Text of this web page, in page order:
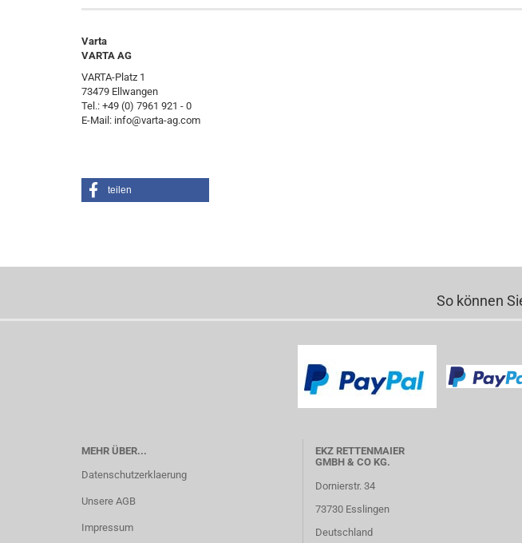
Varta
VARTA AG
VARTA-Platz 1
73479 Ellwangen
Tel.: +49 (0) 7961 921 - 0
E-Mail: info@varta-ag.com
teilen
So können
MEHR ÜBER...
Datenschutzerklaerung
Unsere AGB
Impressum
EKZ RETTENMAIER
GMBH & CO KG.
Dornierstr. 34
73730 Esslingen
Deutschland